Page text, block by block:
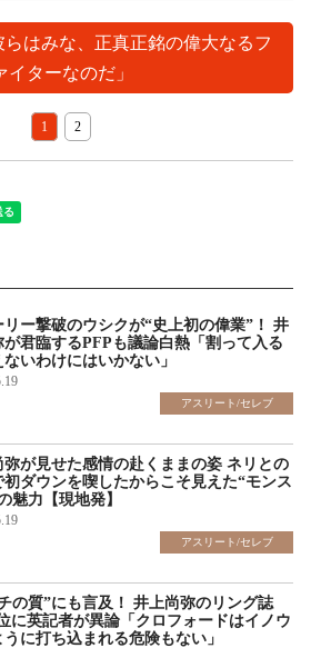
らはみな、正真正銘の偉大なるフ
イターなのだ」
1 2
リー撃破のウシクが“史上初の偉業”！ 井
が君臨するPFPも議論白熱「割って入る
ないわけにはいかない」
アスリート/セレブ
弥が見せた感情の赴くままの姿 ネリとの
初ダウンを喫したからこそ見えた“モンス
魅力【現地発】
アスリート/セレブ
の質”にも言及！ 井上尚弥のリング誌
に英記者が異論「クロフォードはイノウ
うに打ち込まれる危険もない」